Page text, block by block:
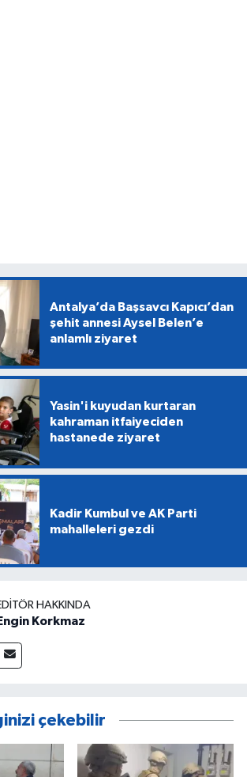
Antalya’da Başsavcı Kapıcı’dan
şehit annesi Aysel Belen’e
anlamlı ziyaret
Yasin'i kuyudan kurtaran
kahraman itfaiyeciden
hastanede ziyaret
Kadir Kumbul ve AK Parti
mahalleleri gezdi
HAKKINDA
Korkmaz
çekebilir